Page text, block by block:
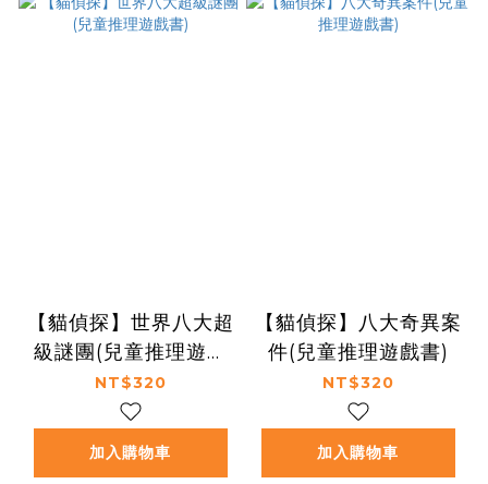
【貓偵探】世界八大超
級謎團(兒童推理遊戲
書)
NT$320
加入購物車
【貓偵探】八大奇異案
件(兒童推理遊戲書)
NT$320
加入購物車